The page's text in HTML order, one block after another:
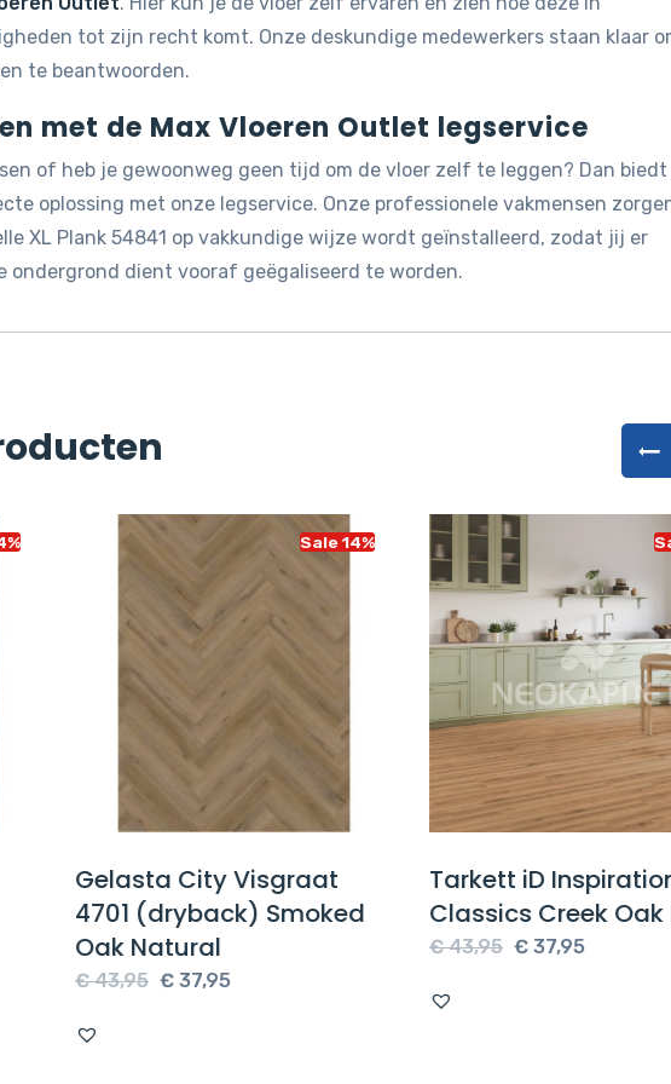
tot zijn recht komt. Onze deskundige medewerkers staan klaar
te beantwoorden.
met de Max Vloeren Outlet legservice
of heb je gewoonweg geen tijd om de vloer zelf te leggen? Dan biedt
oplossing met onze legservice. Onze professionele vakmensen
XL Plank 54841 op vakkundige wijze wordt geïnstalleerd, zodat jij er
ondergrond dient vooraf geëgaliseerd te worden.
Sale 14%
Gelasta City Visgraat
4701 (dryback) Smoked
Oak Natural
€43,95
Oorspronkelijke
€37,95Huidige
Tarkett iD
Classics Creek Oak
€43,95
Oorspronkelijke
€37,95Huidige